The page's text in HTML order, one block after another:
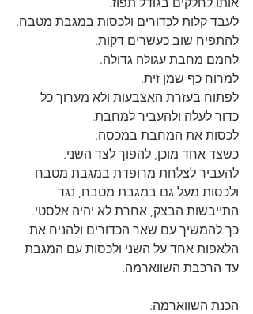
לעבד קלות לכדורים ולכסות במגבת מטבח.
להתפיח שוב כעשרים דקות.
לחמם מחבת עגולה גדולה.
למרוח כף שמן זית.
לפתוח בעזרת האצבעות ולא מערוך כל
כדור לעלה ולהעביר למחבת.
לכסות את המחבת במכסה.
כשצד אחד מוכן, להפוך לצד השני.
להעביר לצלחת מרופדת במגבת מטבח
ולכסות מעל גם במגבת מטבח, נגד
התייבשות הבצק, אחרת לא יהיה אלסטי.
כך להמשיך עם שאר הכדורים ולהניח את
הלאפות אחד על השני ולכסות עם המגבת
עד הרכבת השווארמה.
הכנת השווארמה: